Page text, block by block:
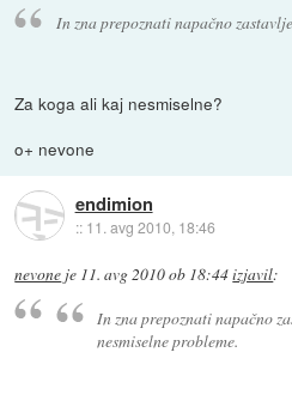
In zna prepoznati napačno
Za koga ali kaj nesmiselne?
o+ nevone
endimion
:: 11. avg 2010, 18:46
nevone je 11. avg 2010 ob 18:44izjavil:
In zna prepoznati napačno
nesmiselne probleme.